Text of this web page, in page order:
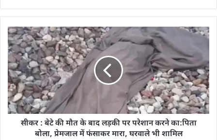
सीकर : बेटे की मौत के बाद लड़की पर परेशान करने का:पिता
बोला, प्रेमजाल में फंसाकर मारा, घरवाले भी शामिल